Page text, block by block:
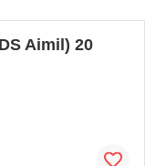
Aimil) 20